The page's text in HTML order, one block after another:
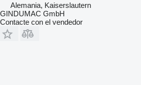
Alemania, Kaiserslautern
GINDUMAC GmbH
Contacte con el vendedor